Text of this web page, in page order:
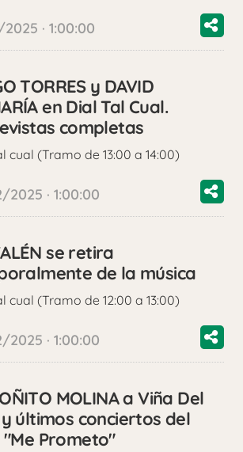
· 1:00:00
TORRES y DAVID
en Dial Tal Cual.
completas
cual (Tramo de 13:00 a 14:00)
2025 · 1:00:00
se retira
de la música
cual (Tramo de 12:00 a 13:00)
2025 · 1:00:00
MOLINA a Viña Del
últimos conciertos del
Prometo"